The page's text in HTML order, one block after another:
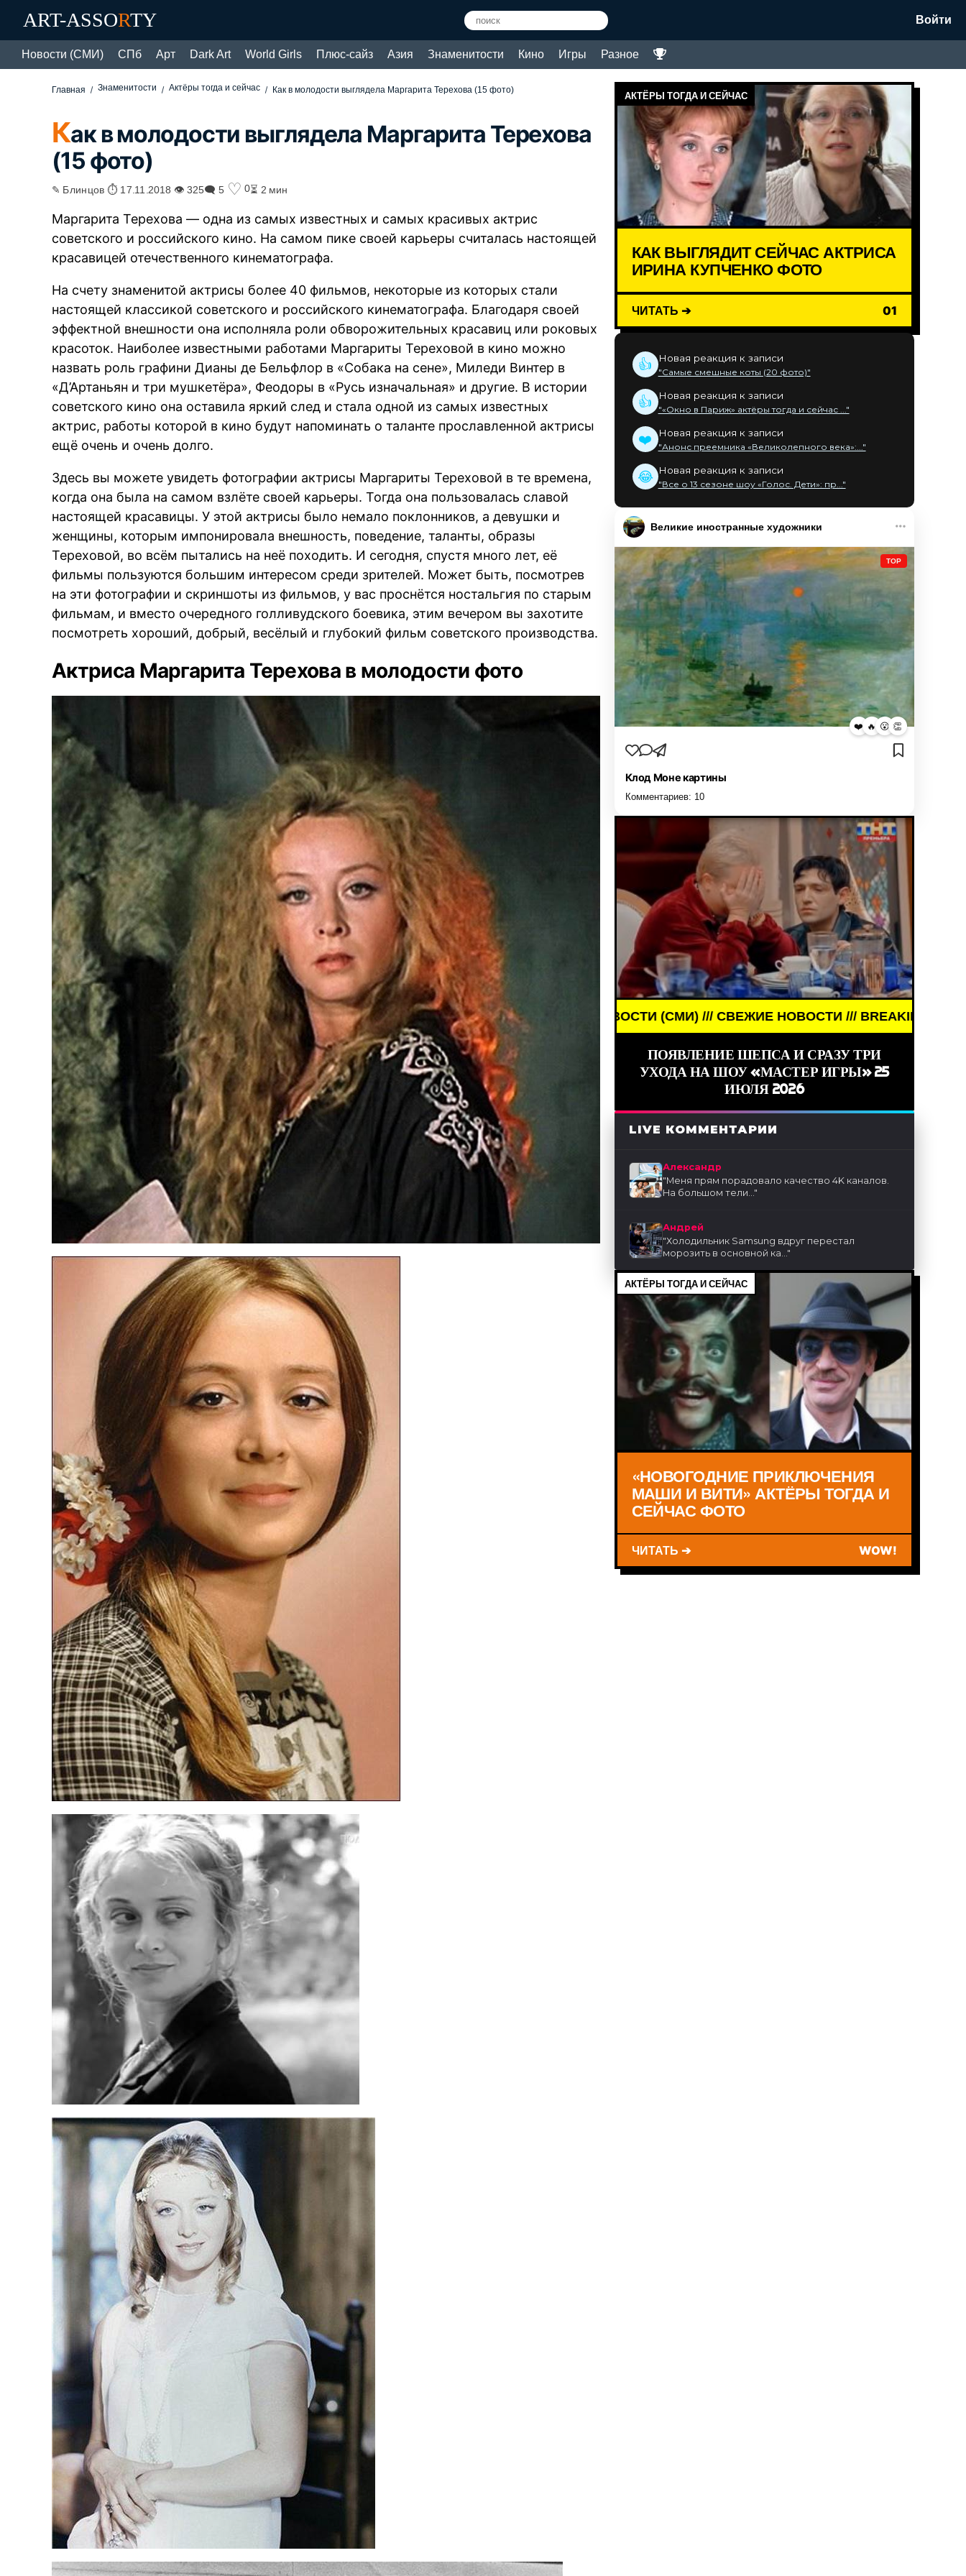
ART-ASSORTY Войти
Новости (СМИ) СПб Арт Dark Art World Girls Плюс-сайз Азия Знаменитости Кино Игры Разное
Главная Знаменитости Актёры тогда и сейчас Как в молодости выглядела Маргарита Терехова (15 фото)
Как в молодости выглядела Маргарита Терехова
(15 фото)
✎ Блинцов ⏱ 17.11.2018 👁 325🗨 5 ♡ 0⏳ 2 мин
Маргарита Терехова — одна из самых известных и самых красивых актрис
советского и российского кино. На самом пике своей карьеры считалась настоящей
красавицей отечественного кинематографа.
На счету знаменитой актрисы более 40 фильмов, некоторые из которых стали
настоящей классикой советского и российского кинематографа. Благодаря своей
эффектной внешности она исполняла роли обворожительных красавиц или роковых
красоток. Наиболее известными работами Маргариты Тереховой в кино можно
назвать роль графини Дианы де Бельфлор в «Собака на сене», Миледи Винтер в
«Д’Артаньян и три мушкетёра», Феодоры в «Русь изначальная» и другие. В истории
советского кино она оставила яркий след и стала одной из самых известных
актрис, работы которой в кино будут напоминать о таланте прославленной актрисы
ещё очень и очень долго.
Здесь вы можете увидеть фотографии актрисы Маргариты Тереховой в те времена,
когда она была на самом взлёте своей карьеры. Тогда она пользовалась славой
настоящей красавицы. У этой актрисы было немало поклонников, а девушки и
женщины, которым импонировала внешность, поведение, таланты, образы
Тереховой, во всём пытались на неё походить. И сегодня, спустя много лет, её
фильмы пользуются большим интересом среди зрителей. Может быть, посмотрев
на эти фотографии и скриншоты из фильмов, у вас проснётся ностальгия по старым
фильмам, и вместо очередного голливудского боевика, этим вечером вы захотите
посмотреть хороший, добрый, весёлый и глубокий фильм советского производства.
Актриса Маргарита Терехова в молодости фото
АКТЁРЫ ТОГДА И СЕЙЧАС
КАК ВЫГЛЯДИТ СЕЙЧАС АКТРИСА
ИРИНА КУПЧЕНКО ФОТО
ЧИТАТЬ ➔ 01
👍 Новая реакция к записи
"Самые смешные коты (20 фото)"
👍 Новая реакция к записи
"«Окно в Париж» актёры тогда и сейчас ..."
❤️ Новая реакция к записи
"Анонс преемника «Великолепного века»:..."
😂 Новая реакция к записи
"Все о 13 сезоне шоу «Голос. Дети»: пр..."
Великие иностранные художники
TOP
❤️ 🔥 😮 👏
Клод Моне картины
Комментариев: 10
BREAKING NEWS /// НОВОСТИ (СМИ) /// СВЕЖИЕ НОВОСТИ /// BREAKING NEWS /// НОВОСТИ
ПОЯВЛЕНИЕ ШЕПСА И СРАЗУ ТРИ
УХОДА НА ШОУ «МАСТЕР ИГРЫ» 25
ИЮЛЯ 2026
LIVE КОММЕНТАРИИ
Александр
"Меня прям порадовало качество 4K каналов.
На большом тели..."
Андрей
"Холодильник Samsung вдруг перестал
морозить в основной ка..."
АКТЁРЫ ТОГДА И СЕЙЧАС
«НОВОГОДНИЕ ПРИКЛЮЧЕНИЯ
МАШИ И ВИТИ» АКТЁРЫ ТОГДА И
СЕЙЧАС ФОТО
ЧИТАТЬ ➔ WOW!